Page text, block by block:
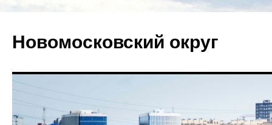
Новомосковский округ